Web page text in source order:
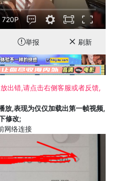
720P
举报 刷新
出错,请点击右侧客服或者反馈,
放,表现为仅仅加载出第一帧视频,
修改;
网络连接